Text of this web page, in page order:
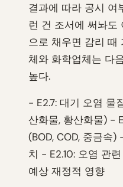
결과에 따라 공시 여
런 건 조서에 써놔도
으로 채우면 감리 때
체와 화학업체는 다
높다.
- E2.7: 대기 오염 물
산화물, 황산화물) -
(BOD, COD, 중금속
치 - E2.10: 오염 관련
예상 재정적 영향